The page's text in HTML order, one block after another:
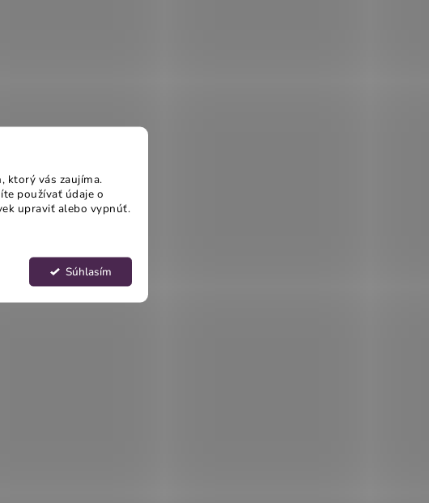
ktorý vás zaujíma.
používať údaje o
upraviť alebo vypnúť.
Súhlasím